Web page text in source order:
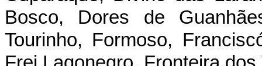
Bosco, Dores de
Tourinho, Formoso,